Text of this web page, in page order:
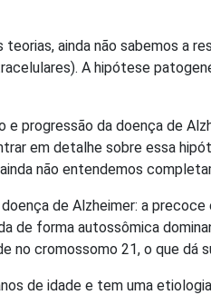
ainda não sabemos a
A hipótese
e progressão da doença de
em detalhe sobre essa
não entendemos
de Alzheimer: a
de forma autossômica
no cromossomo 21, o que dá
de idade e tem uma